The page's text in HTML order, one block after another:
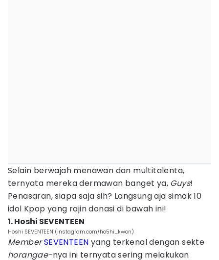
Selain berwajah menawan dan multitalenta,
ternyata mereka dermawan banget ya, Guys!
Penasaran, siapa saja sih? Langsung aja simak 10
idol Kpop yang rajin donasi di bawah ini!
1. Hoshi SEVENTEEN
Hoshi SEVENTEEN (instagram.com/ho5hi_kwon)
MemberSEVENTEEN yang terkenal dengan sekte
horangae-nya ini ternyata sering melakukan